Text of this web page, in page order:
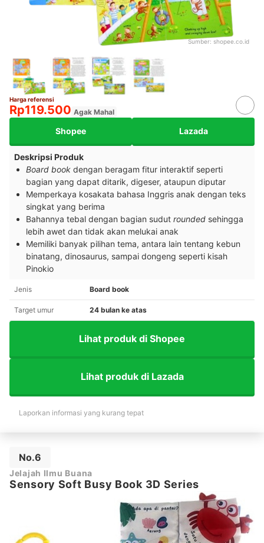
Sumber: shopee.co.id
Harga referensi
Rp119.500 Agak Mahal
Shopee Lazada
Deskripsi Produk
Board book dengan beragam fitur interaktif seperti
bagian yang dapat ditarik, digeser, ataupun diputar
Memperkaya kosakata bahasa Inggris anak dengan teks
singkat yang berima
Bahannya tebal dengan bagian sudut rounded sehingga
lebih awet dan tidak akan melukai anak
Memiliki banyak pilihan tema, antara lain tentang kebun
binatang, dinosaurus, sampai dongeng seperti kisah
Pinokio
Jenis Board book
Target umur 24 bulan ke atas
Lihat produk di Shopee
Lihat produk di Lazada
Laporkan informasi yang kurang tepat
No.6
Jelajah Ilmu Buana
Sensory Soft Busy Book 3D Series